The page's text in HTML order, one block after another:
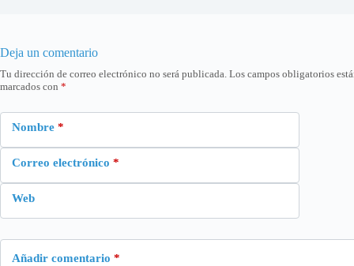
Deja un comentario
Tu dirección de correo electrónico no será publicada. Los campos obligatorios
marcados con *
Nombre *
Correo electrónico *
Web
Añadir comentario *